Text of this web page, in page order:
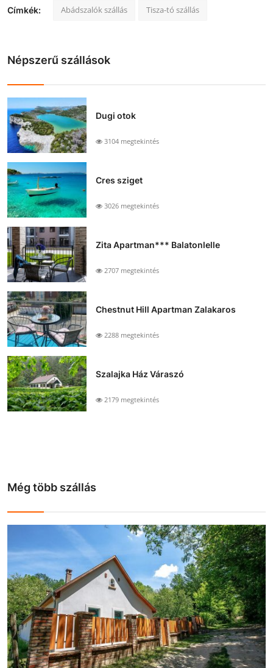
Címkék: Abádszalók szállás Tisza-tó szállás
Népszerű szállások
Dugi otok
3104 megtekintés
Cres sziget
3026 megtekintés
Zita Apartman*** Balatonlelle
2707 megtekintés
Chestnut Hill Apartman Zalakaros
2288 megtekintés
Szalajka Ház Váraszó
2179 megtekintés
Még több szállás